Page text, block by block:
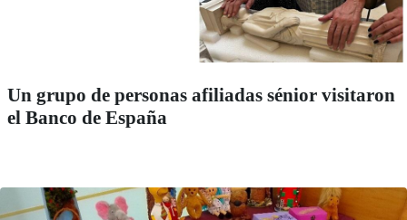
Un grupo de personas afiliadas sénior visitaron
el Banco de España